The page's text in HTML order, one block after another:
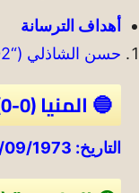
أهداف الترسانة
حسن الشاذلي (“02،”60)
🔵 المنيا (0-0) بني سيوف
التاريخ: 21/09/1973